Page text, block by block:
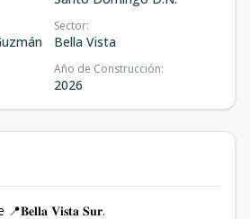
Sector:
Bella Vista
Año de Construcción:
2026
𝐕𝐢𝐬𝐭𝐚 𝐒𝐮𝐫.